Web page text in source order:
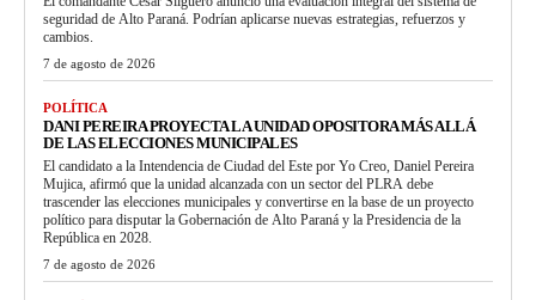
seguridad de Alto Paraná. Podrían aplicarse nuevas estrategias, refuerzos y
cambios.
7 de agosto de 2026
POLÍTICA
DANI PEREIRA PROYECTA LA UNIDAD OPOSITORA MÁS ALLÁ
DE LAS ELECCIONES MUNICIPALES
El candidato a la Intendencia de Ciudad del Este por Yo Creo, Daniel Pereira
Mujica, afirmó que la unidad alcanzada con un sector del PLRA debe
trascender las elecciones municipales y convertirse en la base de un proyecto
político para disputar la Gobernación de Alto Paraná y la Presidencia de la
República en 2028.
7 de agosto de 2026